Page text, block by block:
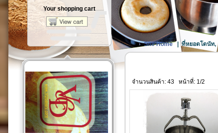
Your shopping cart
Site Home|ที่หยอดโดนัท,
จำนวนสินค้า: 43 หน้าที่: 1/2